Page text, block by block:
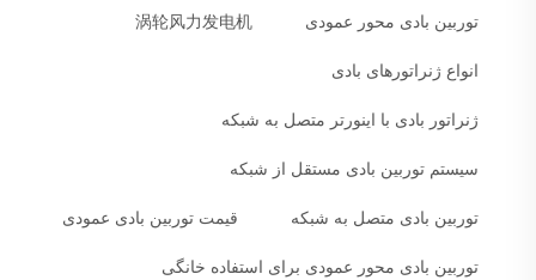
توربین بادی محور عمودی 涡轮风力发电机
انواع ژنراتورهای بادی
ژنراتور بادی با اینورتر متصل به شبکه
سیستم توربین بادی مستقل از شبکه
توربین بادی متصل به شبکه قیمت توربین بادی عمودی
توربین بادی محور عمودی برای استفاده خانگی